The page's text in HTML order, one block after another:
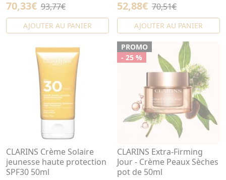
70,33€ 93,77€
AJOUTER AU PANIER
52,88€ 70,51€
AJOUTER AU PANIER
CLARINS Crème Solaire
jeunesse haute protection
SPF30 50ml
PROMO
- 25 %
CLARINS Extra-Firming
Jour - Crème Peaux Sèches
pot de 50ml